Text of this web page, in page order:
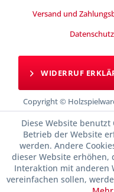
Versand und
Datenschutz
WIDERRUF
Copyright ©
Diese Website
Betrieb der Website
werden. Andere
dieser Website
Interaktion mit anderen
vereinfachen sollen,